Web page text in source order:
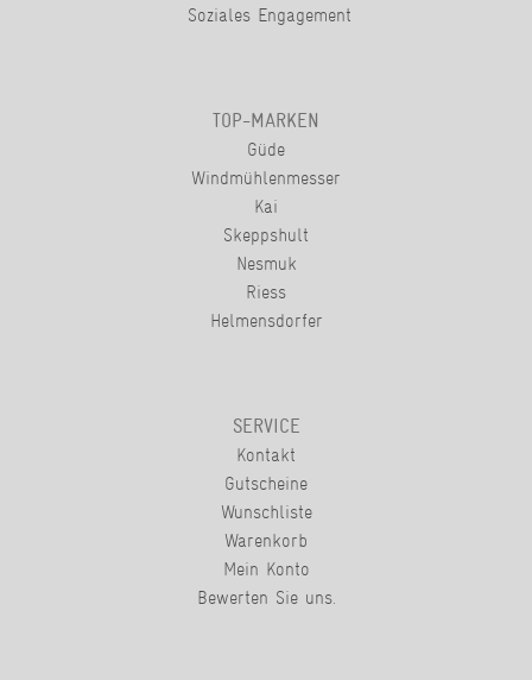
Soziales Engagement
TOP-MARKEN
Güde
Windmühlenmesser
Kai
Skeppshult
Nesmuk
Riess
Helmensdorfer
SERVICE
Kontakt
Gutscheine
Wunschliste
Warenkorb
Mein Konto
Bewerten Sie uns.